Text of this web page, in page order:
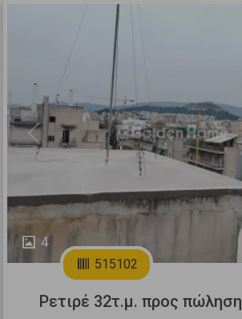
4
Previous
515102
Ρετιρέ 32τ.μ. προς πώληση